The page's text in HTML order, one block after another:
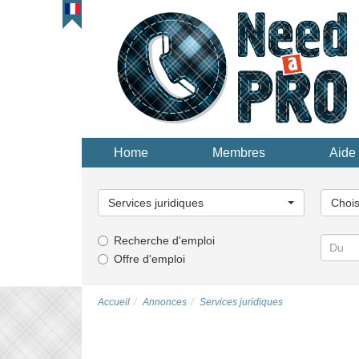
Home Membres Aide
une
catégorie...
Services juridiques
une
Recherche d'emploi
Offre d'emploi
Accueil Annonces Services juridiques